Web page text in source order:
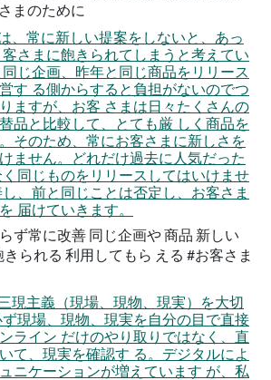
まのために
常に新しい提案をしないと、あっ
さまに飽きられてしまうと考えてい
じ企画、昨年と同じ商品をリリース
す る側からすると負担がないのでつ
ますが、お客 さまは日々たくさんの
品と比較して、とても厳 しく商品を
そのため、常にお客さまに新しさを
ません。どれだけ過去に人気だった
同じものをリリースしてはいけませ
、前と同じことは否定し、お客さま
届けていきます。
ず常に改善 同じ企画や 商品 新しい
られる 利用してもら える #お客さま
現主義（現場、現物、現実）を大切
現場、現物、現実を自分の目で直接
ライン だけのやり取りではなく、直
て、現実を確認す る。デジタルによ
ニケーションが増えています が、私